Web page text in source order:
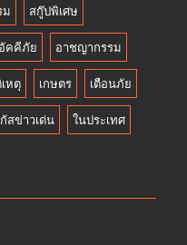
ม สกู๊ปพิเศษ
อัคคีภัย อาชญากรรม
หตุ เกษตร เตือนภัย
สข่าวเด่น ในประเทศ